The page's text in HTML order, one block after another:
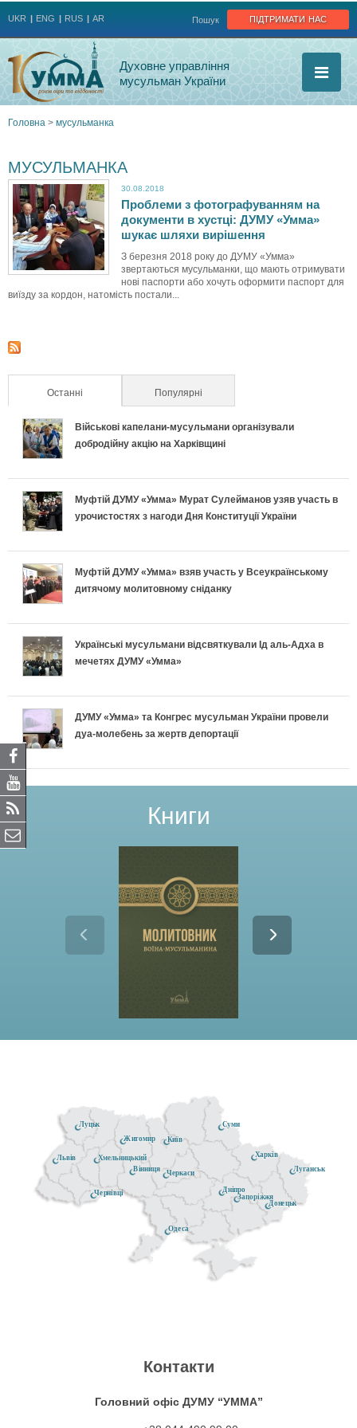
підтримати нас
Пошук
UKR ENG RUS AR
Духовне управління
мусульман України
є
тут
Головна > мусульманка
МУСУЛЬМАНКА
30.08.2018
Проблеми з фотографуванням на
документи в хустці: ДУМУ «Умма»
шукає шляхи вирішення
З березня 2018 року до ДУМУ «Умма»
звертаються мусульманки, що мають отримувати
нові паспорти або хочуть оформити паспорт для
виїзду за кордон, натомість постали...
Останні (активна вкладка)Популярні
Військові капелани-мусульмани організували
добродійну акцію на Харківщині
Муфтій ДУМУ «Умма» Мурат Сулейманов узяв участь в
урочистостях з нагоди Дня Конституції України
Муфтій ДУМУ «Умма» взяв участь у Всеукраїнському
дитячому молитовному сніданку
Українські мусульмани відсвяткували Ід аль-Адха в
мечетях ДУМУ «Умма»
ДУМУ «Умма» та Конгрес мусульман України провели
дуа-молебень за жертв депортації
Книги
Донецьк
Житомир
Черкаси
Чернівці
Київ
Луганськ
Хмельницький
Луцьк
Дніпро
Одеса
Суми
Вінниця
Запоріжжя
Львів Харків
Контакти
Головний офіс ДУМУ “УММА”